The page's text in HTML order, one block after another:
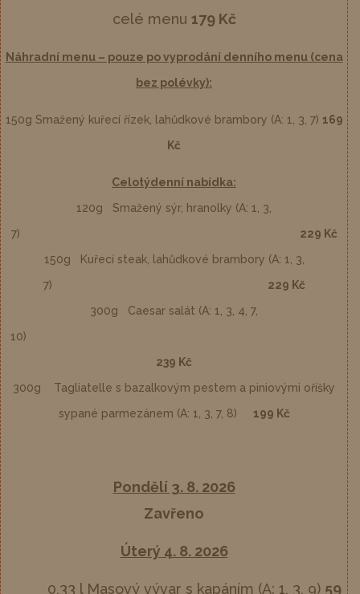
celé menu 179 Kč
Náhradní menu – pouze po vyprodání denního menu (cena
bez polévky):
150g Smažený kuřecí řízek, lahůdkové brambory (A: 1, 3, 7) 169
Kč
Celotýdenní nabídka:
120g Smažený sýr, hranolky (A: 1, 3,
7) 229 Kč
150g Kuřecí steak, lahůdkové brambory (A: 1, 3,
7) 229 Kč
300g Caesar salát (A: 1, 3, 4, 7,
10)
239 Kč
300g Tagliatelle s bazalkovým pestem a piniovými oříšky
sypané parmezánem (A: 1, 3, 7, 8) 199 Kč
Pondělí 3. 8. 2026
Zavřeno
Úterý 4. 8. 2026
0,33 l Masový vývar s kapáním (A: 1, 3, 9) 59